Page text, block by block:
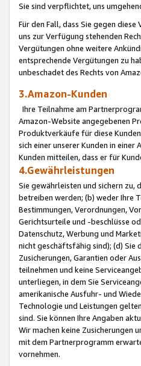
Sie sind verpflichtet, uns
Für den Fall, dass Sie gegen
uns zur Verfügung stehenden
Vergütungen ohne weitere
entsprechende Vergütungen zu
unbeschadet des Rechts von
3.Amazon-Kunden
Ihre Teilnahme am
Amazon-Website angegebenen
Produktverkäufe für diese
sich einer unserer Kunden in
Kunden mitteilen, dass er für
4.Gewährleistungen
Sie gewährleisten und sichern zu,
betreiben werden; (b) weder Ihre
Bestimmungen, Verordnungen,
Gerichtsurteile und -beschlüsse
Datenschutz, Werbung und
nicht geschäftsfähig sind); (d) Sie
Zusicherungen, Garantien oder
teilnehmen und keine
unterliegen, in dem Sie
amerikanische Ausfuhr- und
Technologie und Leistungen
sind. Sie können Ihre Angaben
Wir machen keine Zusicherungen
mit dem Partnerprogramm
vornehmen.